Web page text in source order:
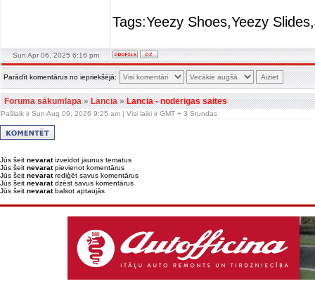
Tags:Yeezy Shoes,Yeezy
Sun Apr 06, 2025 6:16 pm
Parādīt komentārus no iepriekšējā:
Foruma sākumlapa»Lancia»Lancia - noderigas saites
Pašlaik ir Sun Aug 09, 2026 9:25 am | Visi laiki ir GMT + 3 Stundas
Jūs šeit nevaratizveidot jaunus tematus
Jūs šeit nevaratpievienot komentārus
Jūs šeit nevaratrediģēt savus komentārus
Jūs šeit nevaratdzēst savus komentārus
Jūs šeit nevaratbalsot aptaujās